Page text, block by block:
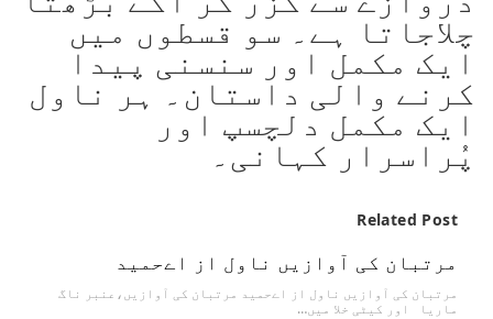
چلاجاتا ہے۔ سو قسطوں میں
ایک مکمل اور سنسنی پیدا
کرنے والی داستان۔ ہر ناول
ایک مکمل دلچسپ اور
پُراسرار کہانی۔
Related Post
مرتبان کی آوازیں ناول از اےحمید
مرتبان کی آوازیں ناول از اےحمید مرتبان کی آوازیں،عنبر ناگ
ماریا اور کیٹی خلا میں…